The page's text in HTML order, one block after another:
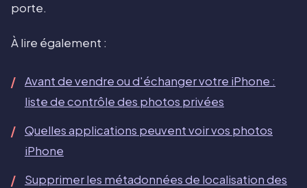
porte.
À lire également :
Avant de vendre ou d'échanger votre iPhone :
liste de contrôle des photos privées
Quelles applications peuvent voir vos photos
iPhone
Supprimer les métadonnées de localisation des